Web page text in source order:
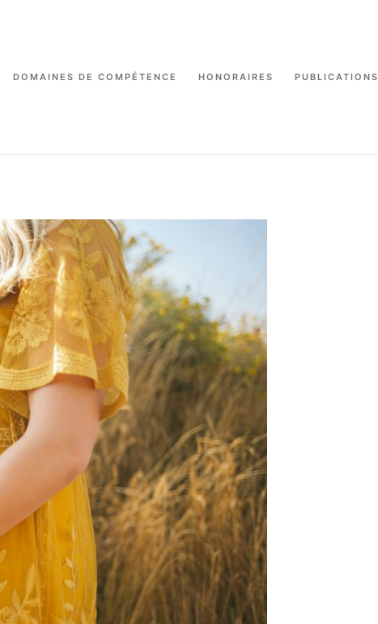
DOMAINES DE COMPÉTENCE HONORAIRES PUBLICATIONS